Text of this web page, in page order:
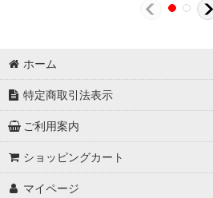
ホーム
特定商取引法表示
ご利用案内
ショッピングカート
マイページ